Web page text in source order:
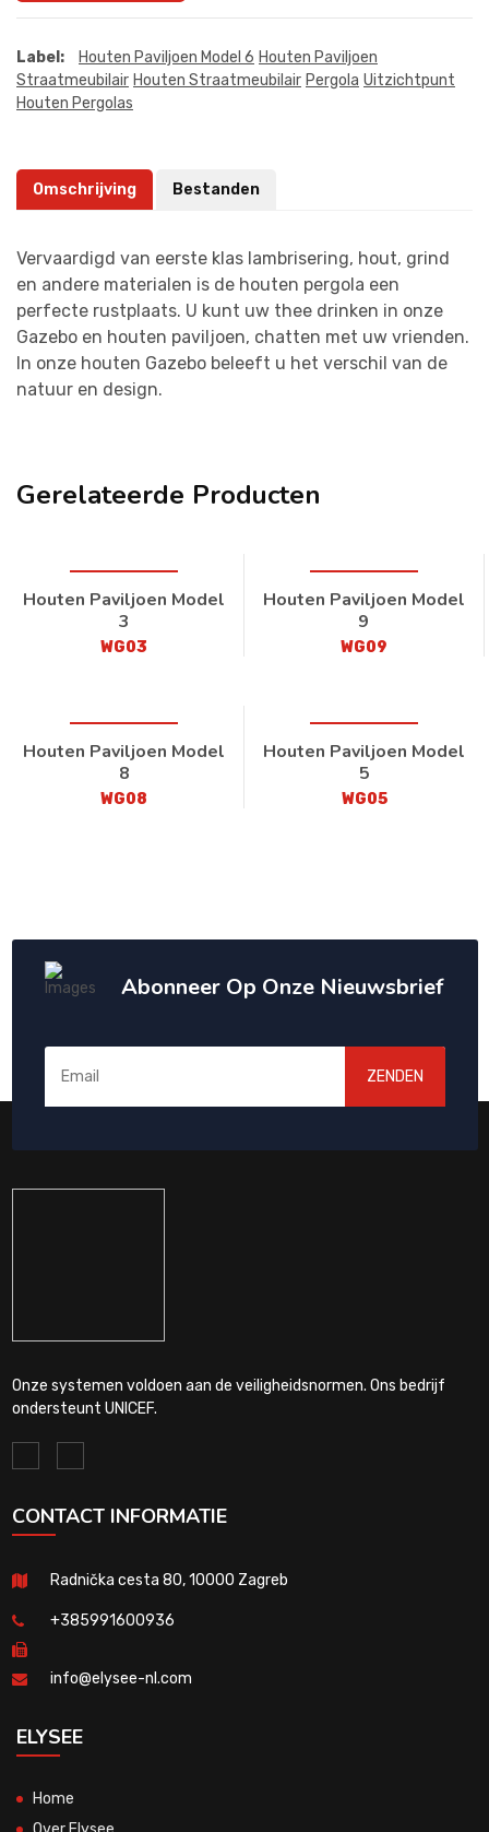
Label: Houten Paviljoen Model 6 Houten Paviljoen
Straatmeubilair Houten Straatmeubilair Pergola Uitzichtpunt
Houten Pergolas
Omschrijving Bestanden
Vervaardigd van eerste klas lambrisering, hout, grind
en andere materialen is de houten pergola een
perfecte rustplaats. U kunt uw thee drinken in onze
Gazebo en houten paviljoen, chatten met uw vrienden.
In onze houten Gazebo beleeft u het verschil van de
natuur en design.
Gerelateerde Producten
Houten Paviljoen Model
3
WG03
Houten Paviljoen Model
9
WG09
Houten Paviljoen Model
8
WG08
Houten Paviljoen Model
5
WG05
Abonneer Op Onze Nieuwsbrief
ZENDEN
Onze systemen voldoen aan de veiligheidsnormen. Ons bedrijf
ondersteunt UNICEF.
CONTACT INFORMATIE
Radnička cesta 80, 10000 Zagreb
+385991600936
info@elysee-nl.com
ELYSEE
Home